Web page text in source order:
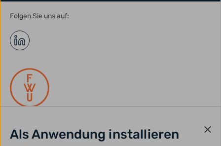
Als Anwendung installieren
Folgen Sie uns auf:
gefördert durch: